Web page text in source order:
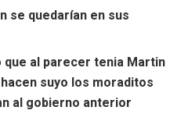
se quedarían en sus
al parecer tenia Martin
suyo los moraditos
al gobierno anterior